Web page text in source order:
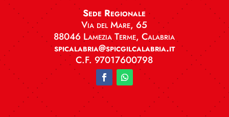
Sede Regionale
Via del Mare, 65
88046 Lamezia Terme, Calabria
spicalabria@spicgilcalabria.it
C.F. 97017600798